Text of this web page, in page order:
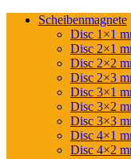
Scheibenmagnete
Disc 1×1
Disc 2×1
Disc 2×2
Disc 2×3
Disc 3×1
Disc 3×2
Disc 3×3
Disc 4×1
Disc 4×2